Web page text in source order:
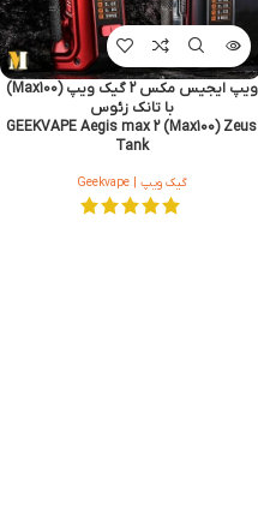
ویپ ایجیس مکس 2 گیک ویپ (Max100)
با تانک زئوس
GEEKVAPE Aegis max 2 (Max100) Zeus
Tank
گیک ویپ | Geekvape